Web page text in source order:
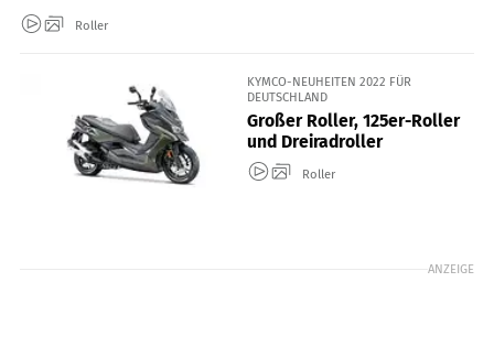
Roller
KYMCO-NEUHEITEN 2022 FÜR
DEUTSCHLAND
Großer Roller, 125er-Roller
und Dreiradroller
Roller
ANZEIGE